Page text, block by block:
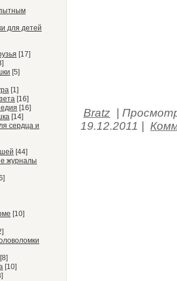
для детей
[17]
[5]
[1]
[16]
[16]
[14]
сердца и
[44]
журналы
[10]
[8]
[10]
Bratz |
19.12.2011 |